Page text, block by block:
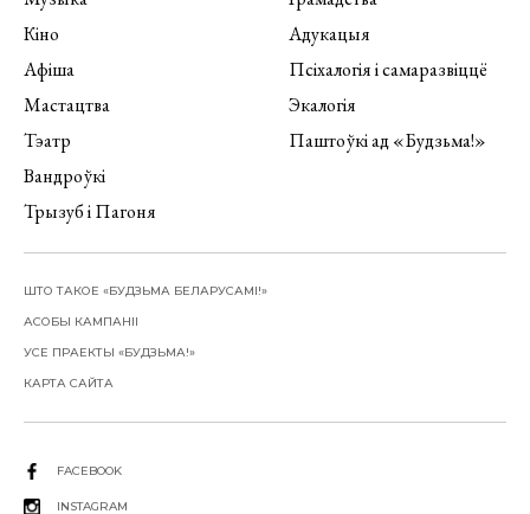
Кіно
Афіша
Мастацтва
Тэатр
Вандроўкі
Трызуб і Пагоня
Адукацыя
Псіхалогія і самаразвіццё
Экалогія
Паштоўкі ад «Будзьма!»
ШТО ТАКОЕ «БУДЗЬМА БЕЛАРУСАМІ!»
АСОБЫ КАМПАНІІ
УСЕ ПРАЕКТЫ «БУДЗЬМА!»
КАРТА САЙТА
FACEBOOK
INSTAGRAM